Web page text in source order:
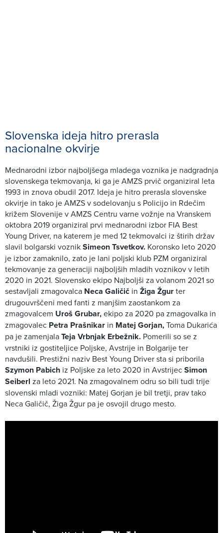
Slovenska ideja hitro prerasla
nacionalne okvirje
Mednarodni izbor najboljšega mladega voznika je nadgradnja
slovenskega tekmovanja, ki ga je AMZS prvič organiziral leta
1993 in znova obudil 2017. Ideja je hitro prerasla slovenske
okvirje in tako je AMZS v sodelovanju s Policijo in Rdečim
križem Slovenije v AMZS Centru varne vožnje na Vranskem
oktobra 2019 organiziral prvi mednarodni izbor FIA Best
Young Driver, na katerem je med 12 tekmovalci iz štirih držav
slavil bolgarski voznikSimeon Tsvetkov. Koronsko leto 2020
je izbor zamaknilo, zato je lani poljski klub PZM organiziral
tekmovanje za generaciji najboljših mladih voznikov v letih
2020 in 2021. Slovensko ekipo Najboljši za volanom 2021 so
sestavljali zmagovalca Neca Galičič in Žiga Žgurter
drugouvrščeni med fanti z manjšim zaostankom za
zmagovalcem Uroš Grubar,ekipo za 2020 pa zmagovalka in
zmagovalec Petra Prašnikar in Matej Gorjan,Toma Dukarića
pa je zamenjalaTeja Vrbnjak Erbežnik. Pomerili so se z
vrstniki iz gostiteljice Poljske, Avstrije in Bolgarije ter
navdušili. Prestižni naziv Best Young Driver sta si priborila
Szymon Pabich iz Poljske za leto 2020 in AvstrijecSimon
Seiberl za leto 2021. Na zmagovalnem odru so bili tudi trije
slovenski mladi vozniki: Matej Gorjan je bil tretji, prav tako
Neca Galičič, Žiga Žgur pa je osvojil drugo mesto.